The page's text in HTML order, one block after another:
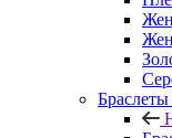
Браслеты